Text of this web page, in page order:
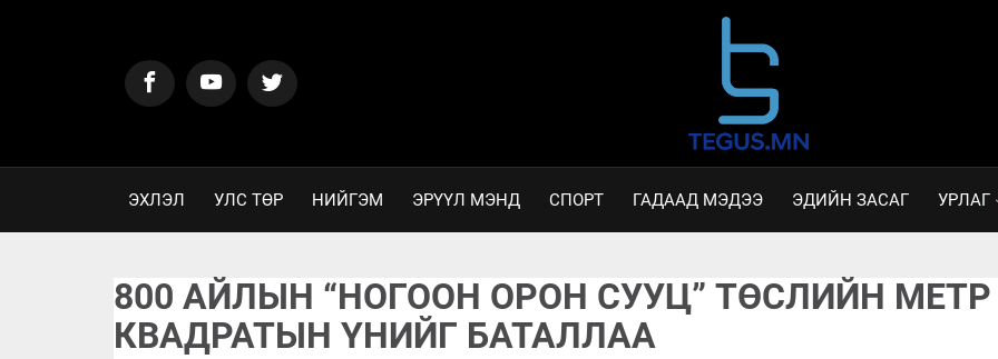
ЭХЛЭЛ УЛС ТӨР НИЙГЭМ ЭРҮҮЛ МЭНД СПОРТ ГАДААД МЭДЭЭ ЭДИЙН ЗАСАГ УРЛАГ
800 АЙЛЫН “НОГООН ОРОН СУУЦ” ТӨСЛИЙН МЕТР
КВАДРАТЫН ҮНИЙГ БАТАЛЛАА